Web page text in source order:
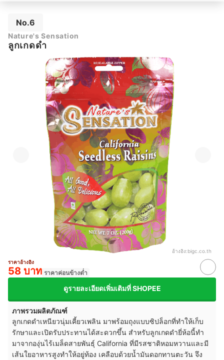
No.6
Nature's Sensation
ลูกเกดดำ
อ้างอิง:bigc.co.th
ราคาอ้างอิง
58 บาท ราคาค่อนข้างต่ำ
ดูรายละเอียดเพิ่มเติมที่ SHOPEE
ภาพรวมผลิตภัณฑ์
ลูกเกดดำเหนียวนุ่มเคี้ยวเพลิน มาพร้อมถุงแบบซิปล็อกที่ทำให้เก็บ
รักษาและเปิดรับประทานได้สะดวกขึ้น สำหรับลูกเกดดำยี่ห้อนี้ทำ
มาจากองุ่นไร้เมล็ดสายพันธุ์ California ที่มีรสชาติหอมหวานและมี
เส้นใยอาหารสูงทำให้อยู่ท้อง เคลือบด้วยน้ำมันดอกทานตะวัน จึง